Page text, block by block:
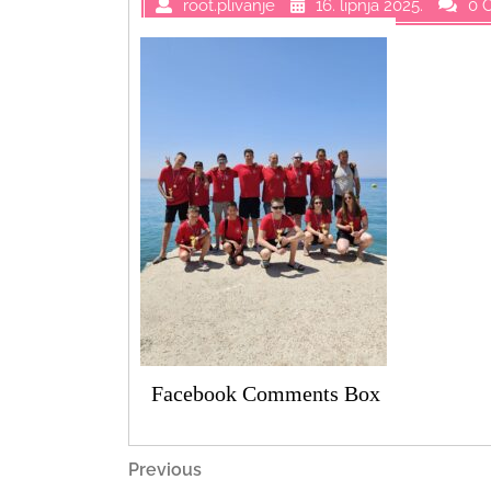
root.plivanje 16. lipnja 2025. 0
Facebook Comments Box
Navigacija
Previous
Previous